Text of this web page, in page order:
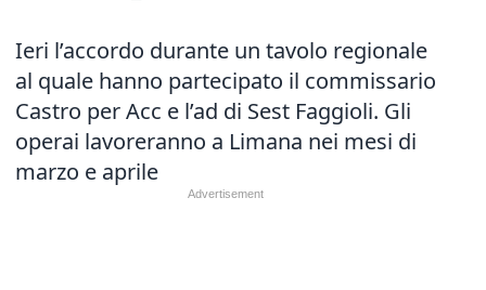
Ieri l’accordo durante un tavolo regionale
al quale hanno partecipato il commissario
Castro per Acc e l’ad di Sest Faggioli. Gli
operai lavoreranno a Limana nei mesi di
marzo e aprile